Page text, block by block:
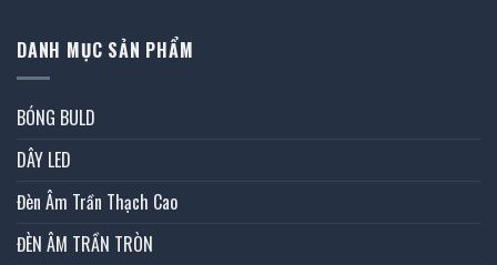
DANH MỤC SẢN PHẨM
BÓNG BULD
DÂY LED
Đèn Âm Trần Thạch Cao
ĐÈN ÂM TRẦN TRÒN